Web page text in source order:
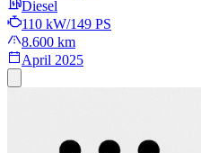
Diesel
110 kW/149 PS
8.600 km
April 2025